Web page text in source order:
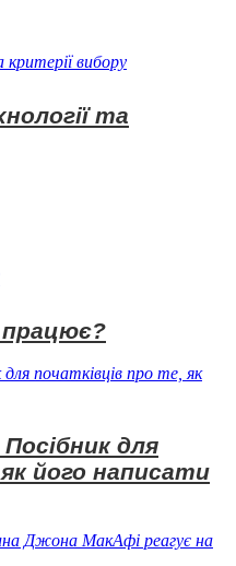
та
працює?
для
його написати